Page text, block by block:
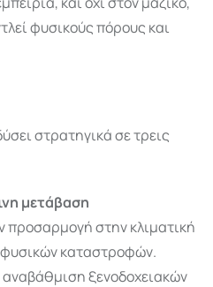
φυσικούς πόρους και
στρατηγικά σε τρεις
μετάβαση
προσαρμογή στην κλιματική
καταστροφών.
ξενοδοχειακών